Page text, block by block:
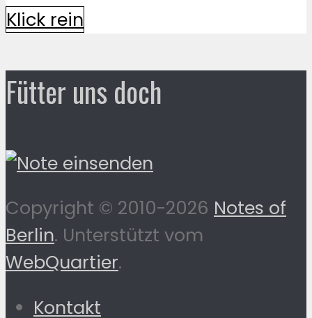
Klick rein
Fütter uns doch
Copyright © 2010-2026 Notes of
Berlin. Unterstützt vom
WebQuartier.
Kontakt